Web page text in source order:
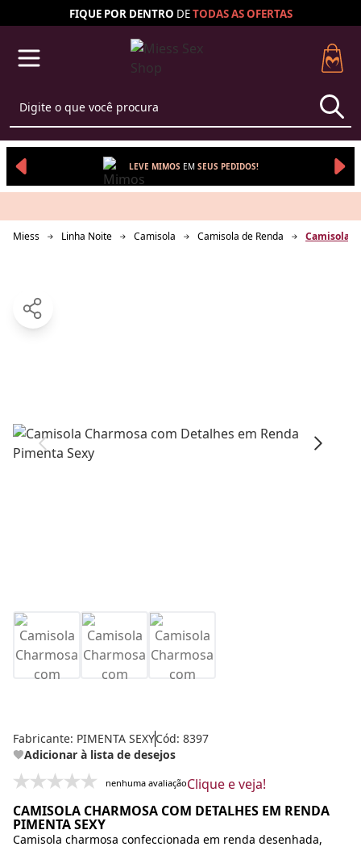
FIQUE POR DENTRO DETODAS ASOFERTAS
LEVE MIMOS EM SEUS PEDIDOS!
Miess Linha Noite Camisola Camisola de Renda Camisola
Fabricante: PIMENTA SEXYCód: 8397
Adicionar à lista de desejos
nenhuma avaliaçãoClique e veja!
CAMISOLA CHARMOSA COM DETALHES EM RENDA
PIMENTA SEXY
Camisola charmosa confeccionada em renda desenhada,